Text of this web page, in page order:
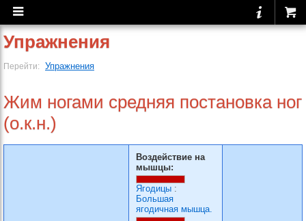
Упражнения
Перейти: Упражнения
Жим ногами средняя постановка ног
(о.к.н.)
Воздействие на
мышцы:
Ягодицы :
Большая
ягодичная мышца.